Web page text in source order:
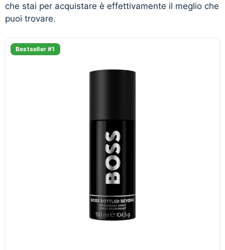
che stai per acquistare è effettivamente il meglio che
puoi trovare.
Bestseller #1